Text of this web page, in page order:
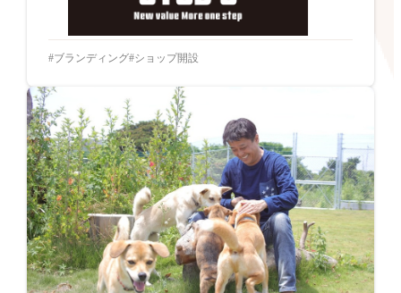
ブランディング ショップ開設